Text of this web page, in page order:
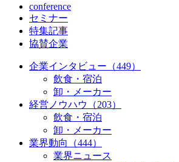
conference
セミナー
特集記事
協賛企業
企業インタビュー（449）
飲食・宿泊
卸・メーカー
経営ノウハウ（203）
飲食・宿泊
卸・メーカー
業界動向（444）
業界ニュース